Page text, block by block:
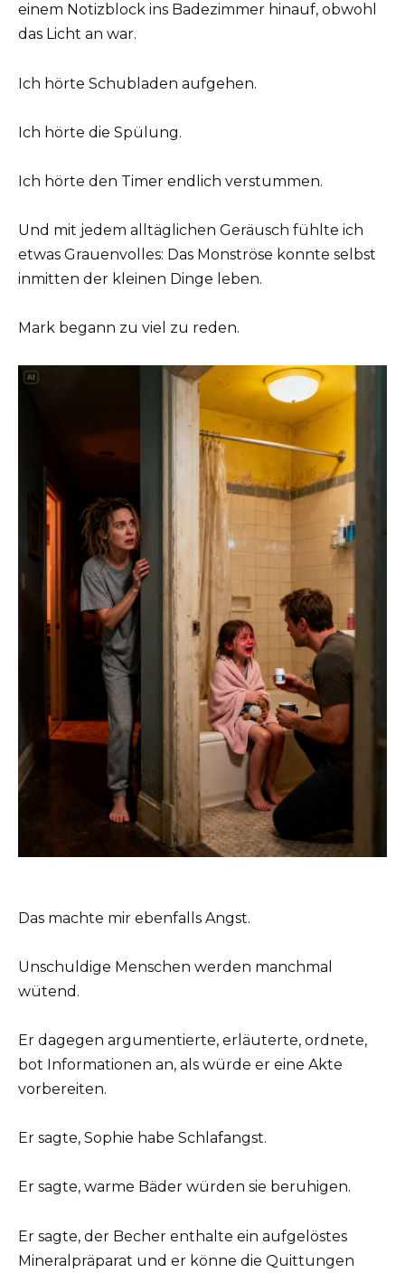
einem Notizblock ins Badezimmer hinauf, obwohl
das Licht an war.
Ich hörte Schubladen aufgehen.
Ich hörte die Spülung.
Ich hörte den Timer endlich verstummen.
Und mit jedem alltäglichen Geräusch fühlte ich
etwas Grauenvolles: Das Monströse konnte selbst
inmitten der kleinen Dinge leben.
Mark begann zu viel zu reden.
Das machte mir ebenfalls Angst.
Unschuldige Menschen werden manchmal
wütend.
Er dagegen argumentierte, erläuterte, ordnete,
bot Informationen an, als würde er eine Akte
vorbereiten.
Er sagte, Sophie habe Schlafangst.
Er sagte, warme Bäder würden sie beruhigen.
Er sagte, der Becher enthalte ein aufgelöstes
Mineralpräparat und er könne die Quittungen